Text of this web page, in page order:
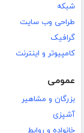
شبکه
طراحی وب سایت
گرافیک
کامپیوتر و اینترنت
عمومی
بزرگان و مشاهیر
آشپزی
خانواده و روابط